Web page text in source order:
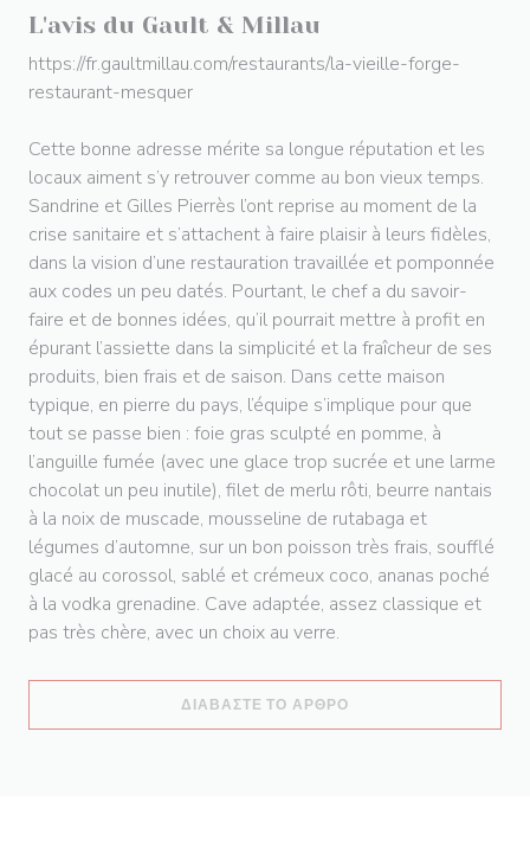
L'avis du Gault & Millau
https://fr.gaultmillau.com/restaurants/la-vieille-forge-
restaurant-mesquer
Cette bonne adresse mérite sa longue réputation et les
locaux aiment s’y retrouver comme au bon vieux temps.
Sandrine et Gilles Pierrès l’ont reprise au moment de la
crise sanitaire et s’attachent à faire plaisir à leurs fidèles,
dans la vision d’une restauration travaillée et pomponnée
aux codes un peu datés. Pourtant, le chef a du savoir-
faire et de bonnes idées, qu’il pourrait mettre à profit en
épurant l’assiette dans la simplicité et la fraîcheur de ses
produits, bien frais et de saison. Dans cette maison
typique, en pierre du pays, l’équipe s’implique pour que
tout se passe bien : foie gras sculpté en pomme, à
l’anguille fumée (avec une glace trop sucrée et une larme
chocolat un peu inutile), filet de merlu rôti, beurre nantais
à la noix de muscade, mousseline de rutabaga et
légumes d’automne, sur un bon poisson très frais, soufflé
glacé au corossol, sablé et crémeux coco, ananas poché
à la vodka grenadine. Cave adaptée, assez classique et
pas très chère, avec un choix au verre.
ΔΙΑΒΆΣΤΕ ΤΟ ΆΡΘΡΟ